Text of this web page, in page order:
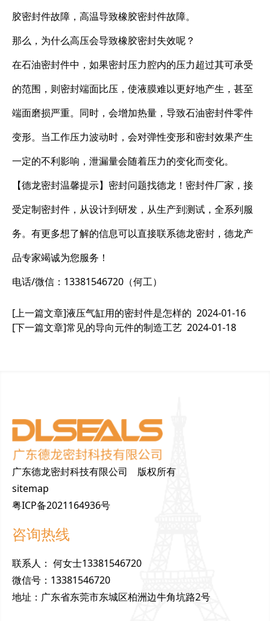
胶密封件故障，高温导致橡胶密封件故障。
那么，为什么高压会导致橡胶密封失效呢？
在石油密封件中，如果密封压力腔内的压力超过其可承受
的范围，则密封端面比压，使液膜难以更好地产生，甚至
端面磨损严重。同时，会增加热量，导致石油密封件零件
变形。当工作压力波动时，会对弹性变形和密封效果产生
一定的不利影响，泄漏量会随着压力的变化而变化。
【德龙密封温馨提示】密封问题找德龙！密封件厂家，接
受定制密封件，从设计到研发，从生产到测试，全系列服
务。有更多想了解的信息可以直接联系德龙密封，德龙产
品专家竭诚为您服务！
电话/微信：13381546720（何工）
[上一篇文章]液压气缸用的密封件是怎样的 2024-01-16
[下一篇文章]常见的导向元件的制造工艺 2024-01-18
广东德龙密封科技有限公司 版权所有
sitemap
粤ICP备2021164936号
咨询热线
联系人 ： 何女士13381546720
微信号 ： 13381546720
地址 ： 广东省东莞市东城区柏洲边牛角坑路2号